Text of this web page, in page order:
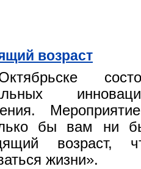
возраст
бы вам ни
возраст,
жизни».